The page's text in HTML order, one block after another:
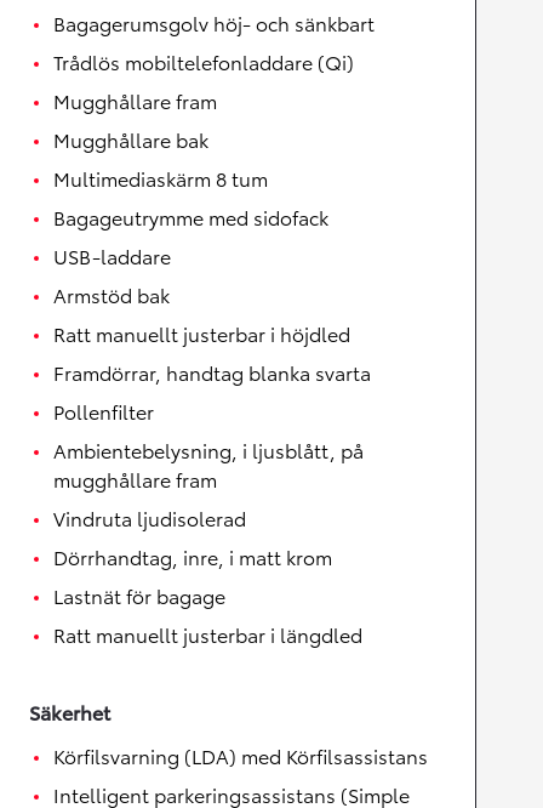
Bagagerumsgolv höj- och sänkbart
Trådlös mobiltelefonladdare (Qi)
Mugghållare fram
Mugghållare bak
Multimediaskärm 8 tum
Bagageutrymme med sidofack
USB-laddare
Armstöd bak
Ratt manuellt justerbar i höjdled
Framdörrar, handtag blanka svarta
Pollenfilter
Ambientebelysning, i ljusblått, på
mugghållare fram
Vindruta ljudisolerad
Dörrhandtag, inre, i matt krom
Lastnät för bagage
Ratt manuellt justerbar i längdled
Säkerhet
Körfilsvarning (LDA) med Körfilsassistans
Intelligent parkeringsassistans (Simple